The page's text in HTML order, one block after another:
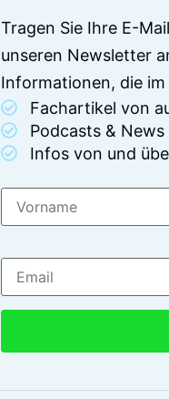
Tragen Sie Ihre E-
unseren Newsletter
Informationen, die
Fachartikel von
Podcasts &
Infos von und